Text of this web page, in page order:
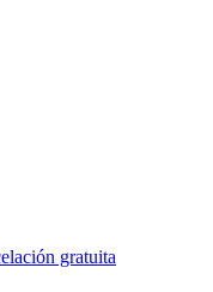
gratuita